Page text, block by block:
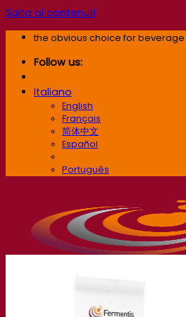
Salta ai contenuti
the obvious choice for beverage
Follow us:
Italiano
English
Français
简体中文
Español
Português